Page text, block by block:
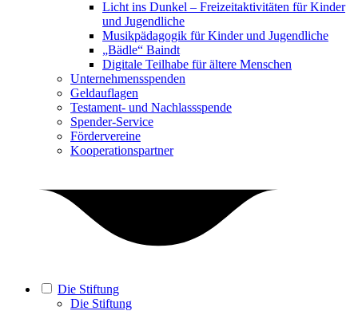
Licht ins Dunkel – Freizeitaktivitäten für Kinder
und Jugendliche
Musikpädagogik für Kinder und Jugendliche
„Bädle“ Baindt
Digitale Teilhabe für ältere Menschen
Unternehmensspenden
Geldauflagen
Testament- und Nachlassspende
Spender-Service
Fördervereine
Kooperationspartner
Die Stiftung
Die Stiftung